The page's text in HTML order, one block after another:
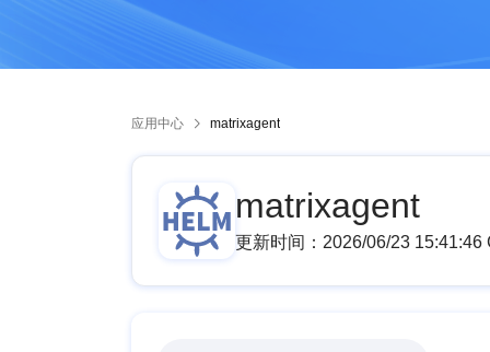
应用中心 matrixagent
matrixagent
更新时间： 2026/06/23 15:41:46